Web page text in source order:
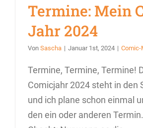
Termine: Mein
Jahr 2024
Von Sascha | Januar 1st, 2024 | Comic-
Termine, Termine, Termine!
Comicjahr 2024 steht in den
und ich plane schon einmal
den ein oder anderen